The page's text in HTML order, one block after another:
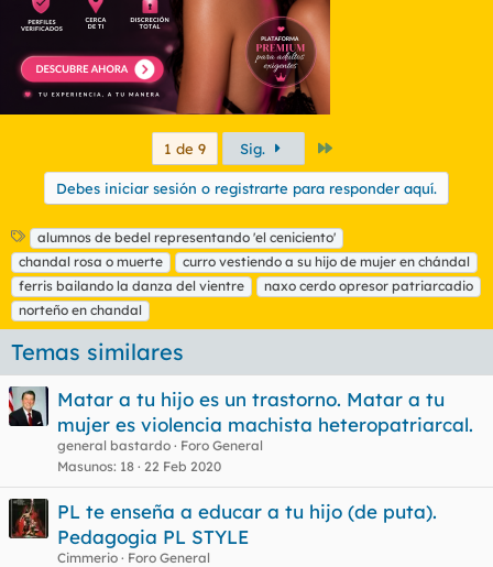
1 de 9 Sig.
Debes iniciar sesión o registrarte para responder aquí.
E
t
i
q
u
e
t
a
s
alumnos de bedel representando 'el ceniciento'
chandal rosa o muerte
curro vestiendo a su hijo de mujer en chándal
ferris bailando la danza del vientre
naxo cerdo opresor patriarcadio
norteño en chandal
Temas similares
Matar a tu hijo es un trastorno. Matar a tu
mujer es violencia machista heteropatriarcal.
general bastardo
Foro General
Masunos 18 22 Feb 2020
PL te enseña a educar a tu hijo (de puta).
Pedagogia PL STYLE
Cimmerio
Foro General